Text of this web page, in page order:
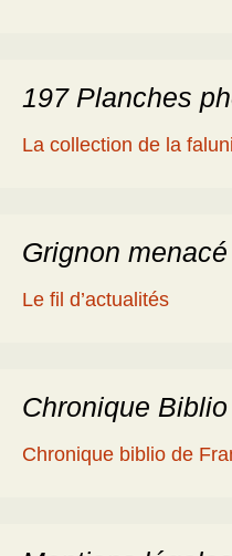
197 Planches
La collection de la
Grignon
Le fil d’actualités
Chronique Biblio
Chronique biblio de